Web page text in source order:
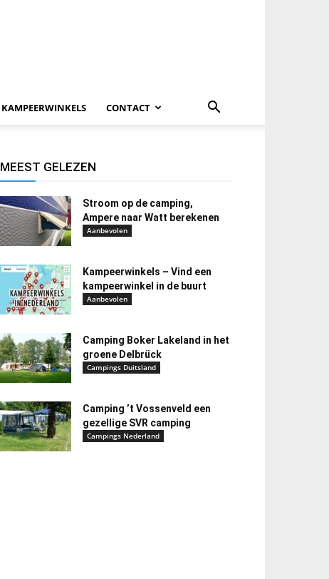
KAMPEERWINKELS CONTACT
MEEST GELEZEN
Stroom op de camping,
Ampere naar Watt berekenen
Aanbevolen
Kampeerwinkels – Vind een
kampeerwinkel in de buurt
Aanbevolen
Camping Boker Lakeland in het
groene Delbrück
Campings Duitsland
Camping ’t Vossenveld een
gezellige SVR camping
Campings Nederland